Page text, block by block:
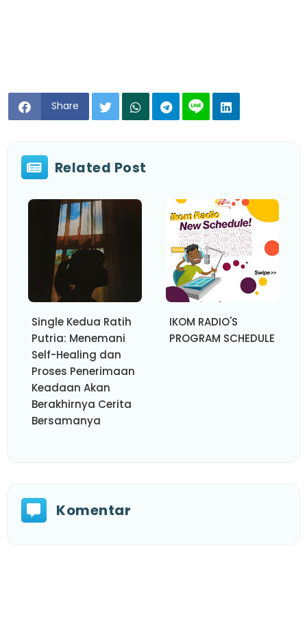
Share
Related Post
Single Kedua Ratih
Putria: Menemani
Self-Healing dan
Proses Penerimaan
Keadaan Akan
Berakhirnya Cerita
Bersamanya
IKOM RADIO'S
PROGRAM SCHEDULE
Komentar